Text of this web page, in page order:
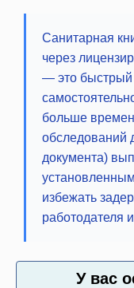
Санитарная
через
— это быстрый
больше
обследований
документа)
избежать
работодателя
У вас